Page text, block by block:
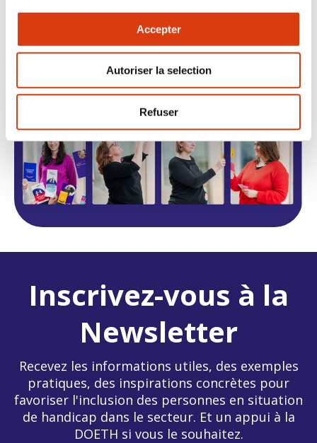
Accepter
Autoriser la selection
Refuser
Inscrivez-vous à la
Newsletter
Recevez les informations utiles, des exemples
pratiques, des inspirations concrètes pour
favoriser l'inclusion des personnes en situation
de handicap dans le secteur. Et un appui à la
DOETH si vous le souhaitez.